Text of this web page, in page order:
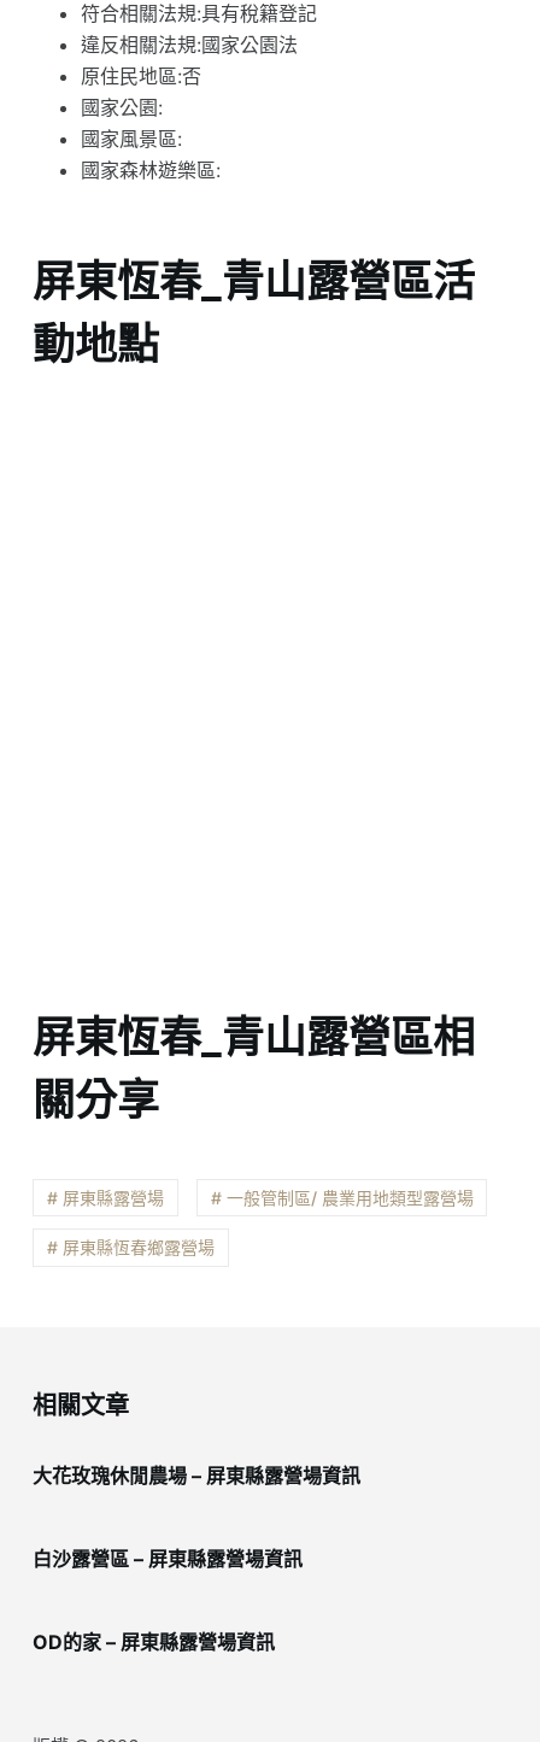
符合相關法規:具有稅籍登記
違反相關法規:國家公園法
原住民地區:否
國家公園:
國家風景區:
國家森林遊樂區:
屏東恆春_青山露營區活
動地點
屏東恆春_青山露營區相
關分享
# 屏東縣露營場 # 一般管制區/ 農業用地類型露營場
# 屏東縣恆春鄉露營場
相關文章
大花玫瑰休閒農場 – 屏東縣露營場資訊
白沙露營區 – 屏東縣露營場資訊
OD的家 – 屏東縣露營場資訊